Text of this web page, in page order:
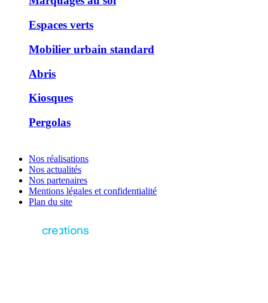
Espaces verts
Mobilier urbain standard
Abris
Kiosques
Pergolas
Nos réalisations
Nos actualités
Nos partenaires
Mentions légales et confidentialité
Plan du site